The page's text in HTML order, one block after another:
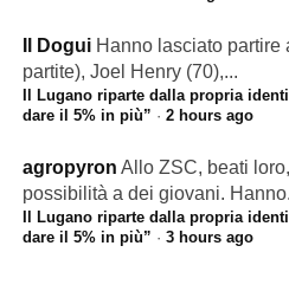
Il Dogui Hanno lasciato partire
partite), Joel Henry (70),...
Il Lugano riparte dalla propria
dare il 5% in più” · 2 hours ago
agropyron Allo ZSC, beati
possibilità a dei giovani.
Il Lugano riparte dalla propria
dare il 5% in più” · 3 hours ago